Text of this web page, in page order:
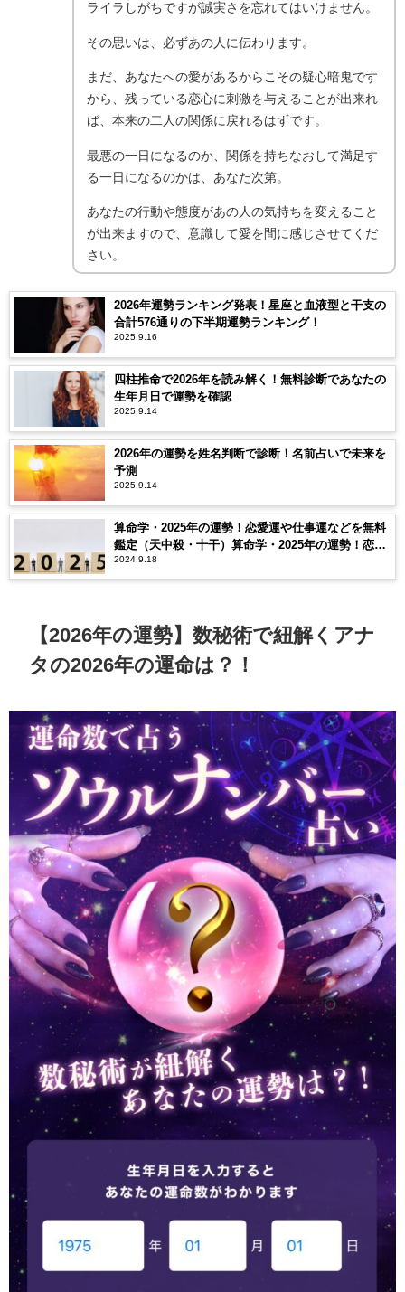
ライラしがちですが誠実さを忘れてはいけません。
その思いは、必ずあの人に伝わります。
まだ、あなたへの愛があるからこその疑心暗鬼です
から、残っている恋心に刺激を与えることが出来れ
ば、本来の二人の関係に戻れるはずです。
最悪の一日になるのか、関係を持ちなおして満足す
る一日になるのかは、あなた次第。
あなたの行動や態度があの人の気持ちを変えること
が出来ますので、意識して愛を間に感じさせてくだ
さい。
2026年運勢ランキング発表！星座と血液型と干支の
合計576通りの下半期運勢ランキング！
2025.9.16
四柱推命で2026年を読み解く！無料診断であなたの
生年月日で運勢を確認
2025.9.14
2026年の運勢を姓名判断で診断！名前占いで未来を
予測
2025.9.14
算命学・2025年の運勢！恋愛運や仕事運などを無料
鑑定（天中殺・十干）算命学・2025年の運勢！恋愛
運や仕事運などを無料鑑定（天中殺・十干）
2024.9.18
【2026年の運勢】数秘術で紐解くアナ
タの2026年の運命は？！